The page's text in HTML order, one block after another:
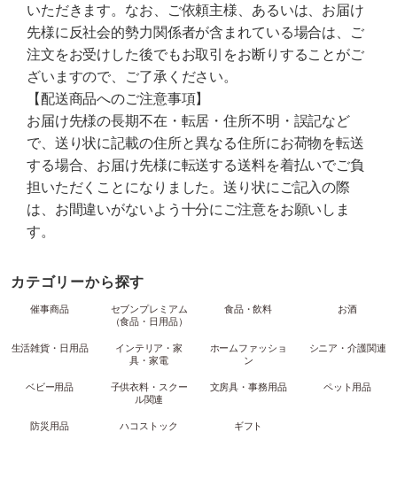
いただきます。なお、ご依頼主様、あるいは、お届け
先様に反社会的勢力関係者が含まれている場合は、ご
注文をお受けした後でもお取引をお断りすることがご
ざいますので、ご了承ください。
【配送商品へのご注意事項】
お届け先様の長期不在・転居・住所不明・誤記など
で、送り状に記載の住所と異なる住所にお荷物を転送
する場合、お届け先様に転送する送料を着払いでご負
担いただくことになりました。送り状にご記入の際
は、お間違いがないよう十分にご注意をお願いしま
す。
カテゴリーから探す
催事商品
セブンプレミアム
（食品・日用品）
食品・飲料 お酒
生活雑貨・日用品
インテリア・家
具・家電
ホームファッショ
ン
シニア・介護関連
ベビー用品
子供衣料・スクー
ル関連
文房具・事務用品 ペット用品
防災用品 ハコストック ギフト